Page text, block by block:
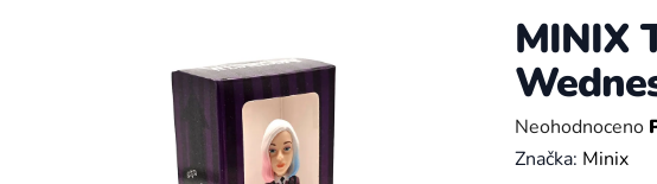
MINIX
Průměrné
hodnocení
Neohodnoceno
Značka: Minix